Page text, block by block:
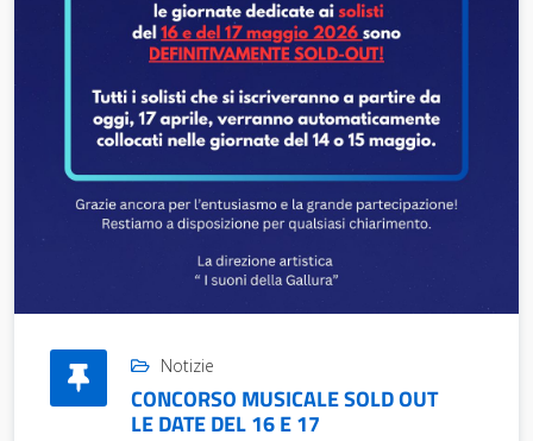
Notizie
CONCORSO MUSICALE SOLD OUT
LE DATE DEL 16 E 17